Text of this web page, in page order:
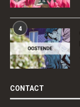
4
CONTACT